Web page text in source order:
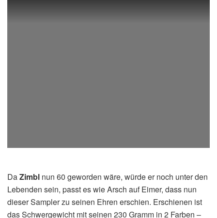
DaZimbl nun 60 geworden wäre, würde er noch unter den
Lebenden sein, passt es wie Arsch auf Eimer, dass nun
dieser Sampler zu seinen Ehren erschien. Erschienen ist
das Schwergewicht mit seinen 230 Gramm in 2 Farben –